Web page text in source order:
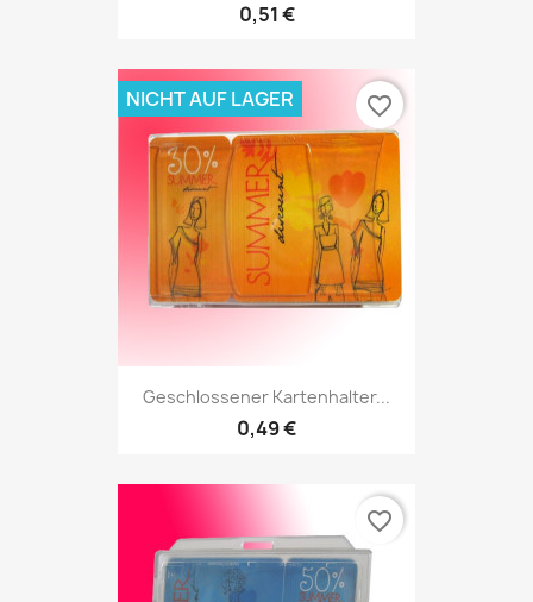
0,51 €
Geschlossener Kartenhalter...
0,49 €
NICHT AUF LAGER favorite_border
favorite_border